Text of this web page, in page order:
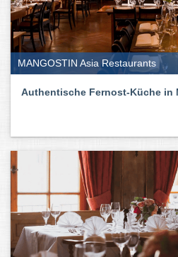
findet ihr hier:
MANGOSTIN Asia Restaurants
Authentische Fernost-Küche in